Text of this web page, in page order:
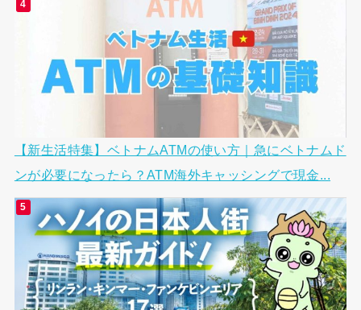
【新生活特集】ベトナムATMの使い方｜急にベトナムド
ンが必要になったら？ATM海外キャッシングで現金...